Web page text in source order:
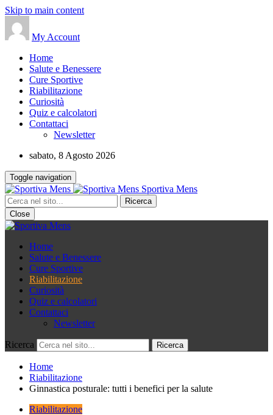
Skip to main content
My Account
Home
Salute e Benessere
Cure Sportive
Riabilitazione
Curiosità
Quiz e calcolatori
Contattaci
Newsletter
sabato, 8 Agosto 2026
Toggle navigation
Sportiva Mens
Close
Home
Salute e Benessere
Cure Sportive
Riabilitazione
Curiosità
Quiz e calcolatori
Contattaci
Newsletter
Ricerca
Home
Riabilitazione
Ginnastica posturale: tutti i benefici per la salute
Riabilitazione